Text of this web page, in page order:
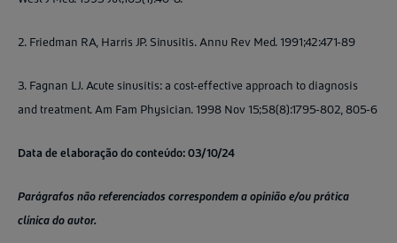
2. Friedman RA, Harris JP. Sinusitis. Annu Rev Med. 1991;42:471-89
3. Fagnan LJ. Acute sinusitis: a cost-effective approach to diagnosis
and treatment. Am Fam Physician. 1998 Nov 15;58(8):1795-802, 805-6
Data de elaboração do conteúdo: 03/10/24
Parágrafos não referenciados correspondem a opinião e/ou prática
clínica do autor.